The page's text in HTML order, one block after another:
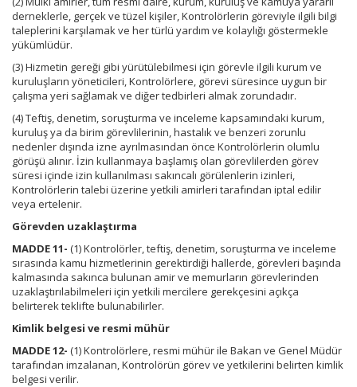
derneklerle, gerçek ve tüzel kişiler, Kontrolörlerin göreviyle ilgili bilgi
taleplerini karşılamak ve her türlü yardım ve kolaylığı göstermekle
yükümlüdür.
(3) Hizmetin gereği gibi yürütülebilmesi için görevle ilgili kurum ve
kuruluşların yöneticileri, Kontrolörlere, görevi süresince uygun bir
çalışma yeri sağlamak ve diğer tedbirleri almak zorundadır.
(4) Teftiş, denetim, soruşturma ve inceleme kapsamındaki kurum,
kuruluş ya da birim görevlilerinin, hastalık ve benzeri zorunlu
nedenler dışında izne ayrılmasından önce Kontrolörlerin olumlu
görüşü alınır. İzin kullanmaya başlamış olan görevlilerden görev
süresi içinde izin kullanılması sakıncalı görülenlerin izinleri,
Kontrolörlerin talebi üzerine yetkili amirleri tarafından iptal edilir
veya ertelenir.
Görevden uzaklaştırma
MADDE 11- (1) Kontrolörler, teftiş, denetim, soruşturma ve inceleme
sırasında kamu hizmetlerinin gerektirdiği hallerde, görevleri başında
kalmasında sakınca bulunan amir ve memurların görevlerinden
uzaklaştırılabilmeleri için yetkili mercilere gerekçesini açıkça
belirterek teklifte bulunabilirler.
Kimlik belgesi ve resmi mühür
MADDE 12- (1) Kontrolörlere, resmi mühür ile Bakan ve Genel Müdür
tarafından imzalanan, Kontrolörün görev ve yetkilerini belirten kimlik
belgesi verilir.